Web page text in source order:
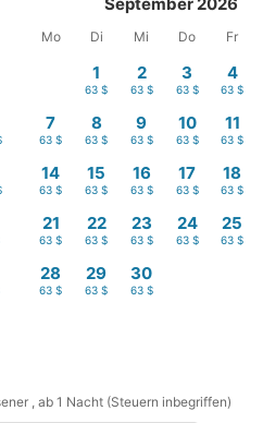
Mo Di Mi Do Fr
1
63 $
2
63 $
3
63 $
4
63 $
7
63 $
8
63 $
9
63 $
10
63 $
11
63 $
14
63 $
15
63 $
16
63 $
17
63 $
18
63 $
21
63 $
22
63 $
23
63 $
24
63 $
25
63 $
28
63 $
29
63 $
30
63 $
, ab 1 Nacht (Steuern inbegriffen)